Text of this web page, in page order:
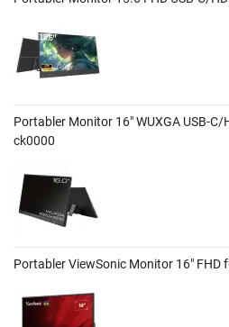
Portabler Monitor 16" WUXGA USB-C/
ck0000
Portabler ViewSonic Monitor 16" FHD